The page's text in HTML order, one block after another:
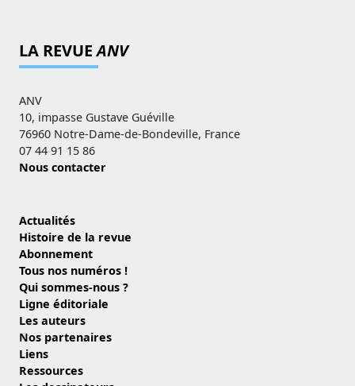
LA REVUEANV
ANV
10, impasse Gustave Guéville
76960 Notre-Dame-de-Bondeville, France
07 44 91 15 86
Nous contacter
Actualités
Histoire de la revue
Abonnement
Tous nos numéros !
Qui sommes-nous ?
Ligne éditoriale
Les auteurs
Nos partenaires
Liens
Ressources